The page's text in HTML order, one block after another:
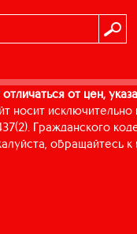
от цен,
Гражданского